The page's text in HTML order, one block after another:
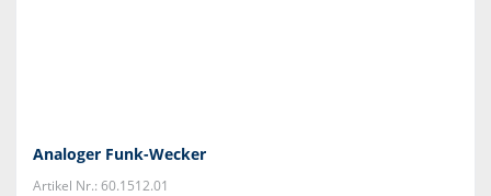
Analoger Funk-Wecker
Artikel Nr.: 60.1512.01